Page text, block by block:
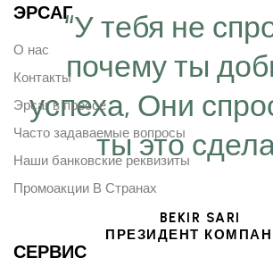
“У тебя не
почему ты
успеха, Они
ты это
BEKIR SARI
ПРЕЗИДЕНТ
ЭРСАГ
О нас
Контакты
Эрсаг в прессе
Часто задаваемые вопросы
Наши банковские реквизиты
Промоакции В Странах
СЕРВИС